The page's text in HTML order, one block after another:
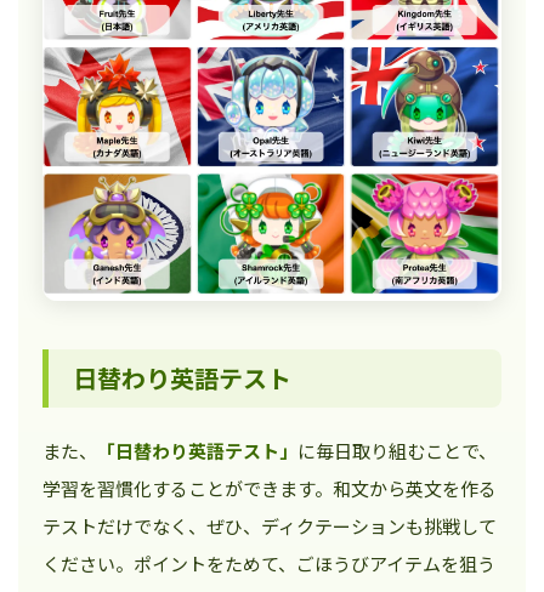
日替わり英語テスト
また、 「日替わり英語テスト」 に毎日取り組むことで、
学習を習慣化することができます。和文から英文を作る
テストだけでなく、ぜひ、ディクテーションも挑戦して
ください。ポイントをためて、ごほうびアイテムを狙う